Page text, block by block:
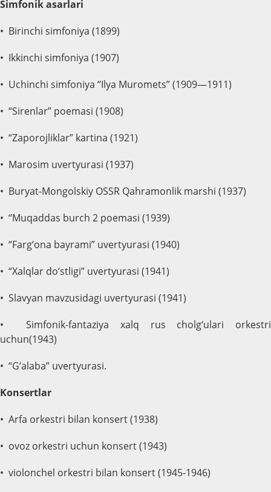
Simfonik asarlari
• Birinchi simfoniya (1899)
• Ikkinchi simfoniya (1907)
• Uchinchi simfoniya “Ilya Muromets” (1909—1911)
• “Sirenlar” poemasi (1908)
• “Zaporojliklar” kartina (1921)
• Marosim uvertyurasi (1937)
• Buryat-Mongolskiy OSSR Qahramonlik marshi (1937)
• “Muqaddas burch 2 poemasi (1939)
• “Farg‘ona bayrami” uvertyurasi (1940)
• “Xalqlar do‘stligi” uvertyurasi (1941)
• Slavyan mavzusidagi uvertyurasi (1941)
• Simfonik-fantaziya xalq rus cholg‘ulari orkestri
uchun(1943)
• “G‘alaba” uvertyurasi.
Konsertlar
• Arfa orkestri bilan konsert (1938)
• ovoz orkestri uchun konsert (1943)
• violonchel orkestri bilan konsert (1945-1946)